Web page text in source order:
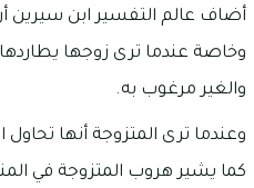
أضاف عالم التفسير ابن سيرين
وخاصة عندما ترى زوجها
والغير مرغوب به.
وعندما ترى المتزوجة أنها
كما يشير هروب المتزوجة في